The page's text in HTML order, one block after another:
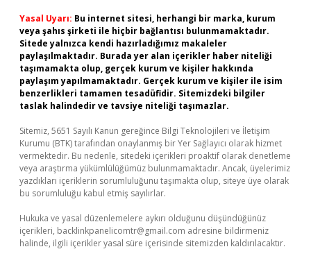
Yasal Uyarı: Bu internet sitesi, herhangi bir marka, kurum
veya şahıs şirketi ile hiçbir bağlantısı bulunmamaktadır.
Sitede yalnızca kendi hazırladığımız makaleler
paylaşılmaktadır. Burada yer alan içerikler haber niteliği
taşımamakta olup, gerçek kurum ve kişiler hakkında
paylaşım yapılmamaktadır. Gerçek kurum ve kişiler ile isim
benzerlikleri tamamen tesadüfidir. Sitemizdeki bilgiler
taslak halindedir ve tavsiye niteliği taşımazlar.
Sitemiz, 5651 Sayılı Kanun gereğince Bilgi Teknolojileri ve İletişim
Kurumu (BTK) tarafından onaylanmış bir Yer Sağlayıcı olarak hizmet
vermektedir. Bu nedenle, sitedeki içerikleri proaktif olarak denetleme
veya araştırma yükümlülüğümüz bulunmamaktadır. Ancak, üyelerimiz
yazdıkları içeriklerin sorumluluğunu taşımakta olup, siteye üye olarak
bu sorumluluğu kabul etmiş sayılırlar.
Hukuka ve yasal düzenlemelere aykırı olduğunu düşündüğünüz
içerikleri, backlinkpanelicomtr@gmail.com adresine bildirmeniz
halinde, ilgili içerikler yasal süre içerisinde sitemizden kaldırılacaktır.